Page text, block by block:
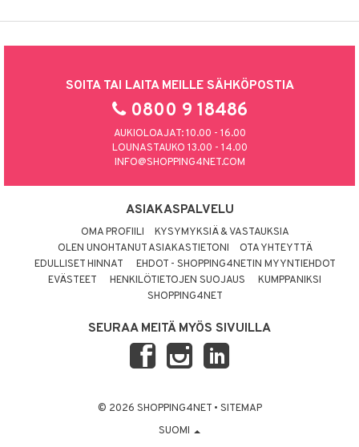
SOITA TAI LAITA MEILLE SÄHKÖPOSTIA
0800 9 18486
AUKIOLOAJAT: 10.00 - 16.00
LOUNASTAUKO 13.00 - 14.00
INFO@SHOPPING4NET.COM
ASIAKASPALVELU
OMA PROFIILI
KYSYMYKSIÄ & VASTAUKSIA
OLEN UNOHTANUT ASIAKASTIETONI
OTA YHTEYTTÄ
EDULLISET HINNAT
EHDOT - SHOPPING4NETIN MYYNTIEHDOT
EVÄSTEET
HENKILÖTIETOJEN SUOJAUS
KUMPPANIKSI
SHOPPING4NET
SEURAA MEITÄ MYÖS SIVUILLA
© 2026 SHOPPING4NET • SITEMAP
SUOMI